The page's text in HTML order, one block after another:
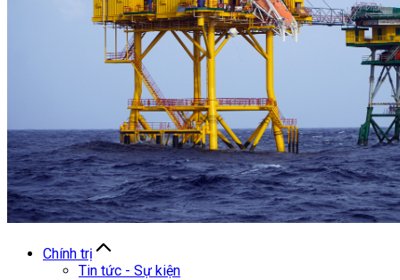
Chính trị
Tin tức - Sự kiện